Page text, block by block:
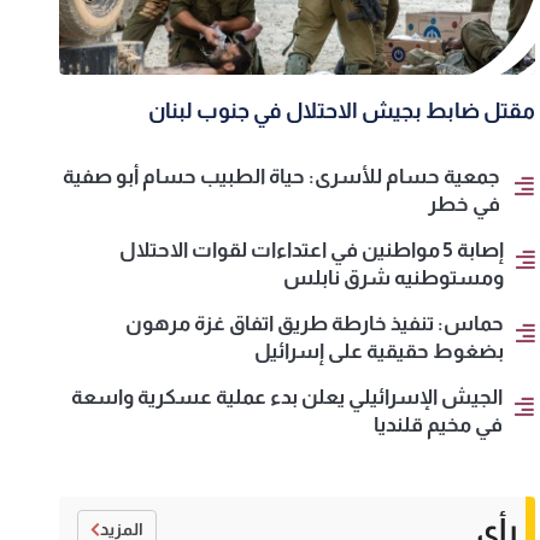
مقتل ضابط بجيش الاحتلال في جنوب لبنان
جمعية حسام للأسرى: حياة الطبيب حسام أبو صفية
في خطر
إصابة 5 مواطنين في اعتداءات لقوات الاحتلال
ومستوطنيه شرق نابلس
حماس: تنفيذ خارطة طريق اتفاق غزة مرهون
بضغوط حقيقية على إسرائيل
الجيش الإسرائيلي يعلن بدء عملية عسكرية واسعة
في مخيم قلنديا
رأي المزيد